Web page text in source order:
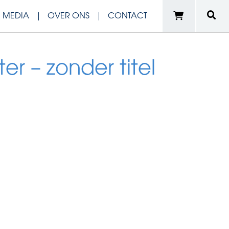
MEDIA OVER ONS CONTACT
– zonder titel